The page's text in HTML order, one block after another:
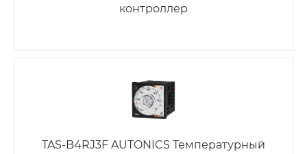
контроллер
TAS-B4RJ3F AUTONICS Температурный